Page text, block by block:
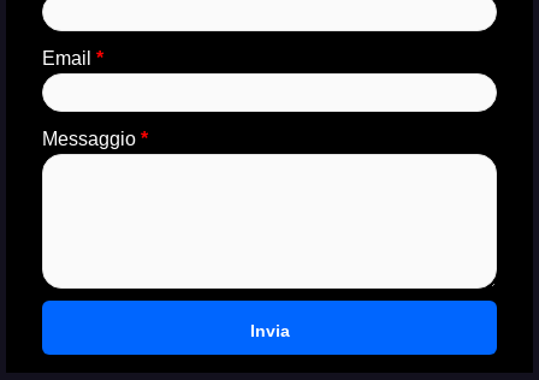
Email *
Messaggio *